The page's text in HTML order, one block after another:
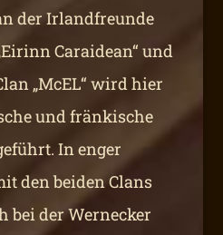
der Irlandfreunde
Caraidean“ und
„McEL“ wird hier
und fränkische
In enger
den beiden Clans
bei der Wernecker